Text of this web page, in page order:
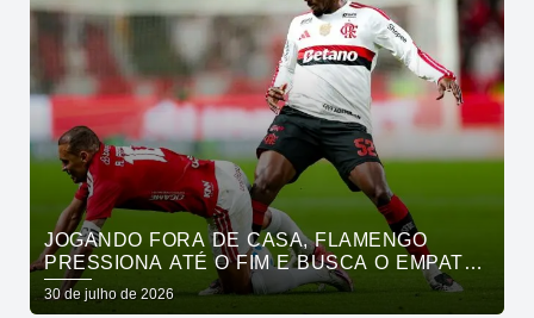
JOGANDO FORA DE CASA, FLAMENGO
PRESSIONA ATÉ O FIM E BUSCA O EMPATE
PELO BRASILEIRÃO
30 de julho de 2026